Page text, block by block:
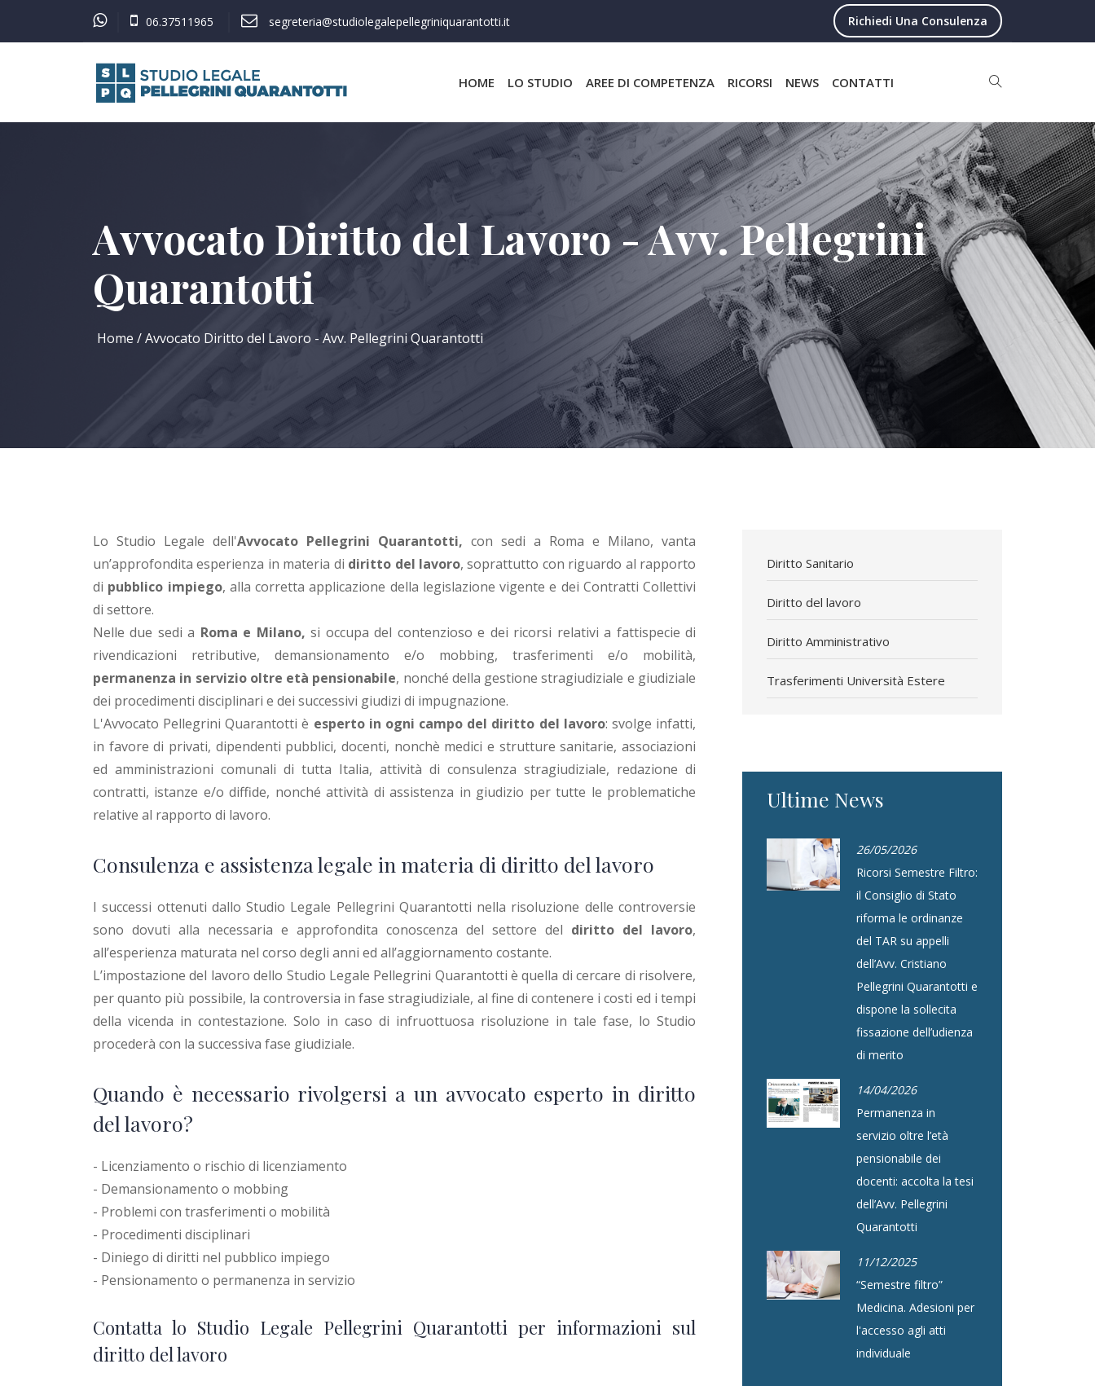
06.37511965 segreteria@studiolegalepellegriniquarantotti.it Richiedi Una Consulenza
HOME LO STUDIO AREE DI COMPETENZA RICORSI NEWS CONTATTI
Avvocato Diritto del Lavoro - Avv. Pellegrini
Quarantotti
Home Avvocato Diritto del Lavoro - Avv. Pellegrini Quarantotti
Lo Studio Legale dell'Avvocato Pellegrini Quarantotti, con sedi a Roma e Milano, vanta
un’approfondita esperienza in materia di diritto del lavoro, soprattutto con riguardo al rapporto
di pubblico impiego, alla corretta applicazione della legislazione vigente e dei Contratti Collettivi
di settore.
Nelle due sedi a Roma e Milano, si occupa del contenzioso e dei ricorsi relativi a fattispecie di
rivendicazioni retributive, demansionamento e/o mobbing, trasferimenti e/o mobilità,
permanenza in servizio oltre età pensionabile, nonché della gestione stragiudiziale e giudiziale
dei procedimenti disciplinari e dei successivi giudizi di impugnazione.
L'Avvocato Pellegrini Quarantotti è esperto in ogni campo del diritto del lavoro: svolge infatti,
in favore di privati, dipendenti pubblici, docenti, nonchè medici e strutture sanitarie, associazioni
ed amministrazioni comunali di tutta Italia, attività di consulenza stragiudiziale, redazione di
contratti, istanze e/o diffide, nonché attività di assistenza in giudizio per tutte le problematiche
relative al rapporto di lavoro.
Consulenza e assistenza legale in materia di diritto del lavoro
I successi ottenuti dallo Studio Legale Pellegrini Quarantotti nella risoluzione delle controversie
sono dovuti alla necessaria e approfondita conoscenza del settore del diritto del lavoro,
all’esperienza maturata nel corso degli anni ed all’aggiornamento costante.
L’impostazione del lavoro dello Studio Legale Pellegrini Quarantotti è quella di cercare di risolvere,
per quanto più possibile, la controversia in fase stragiudiziale, al fine di contenere i costi ed i tempi
della vicenda in contestazione. Solo in caso di infruottuosa risoluzione in tale fase, lo Studio
procederà con la successiva fase giudiziale.
Quando è necessario rivolgersi a un avvocato esperto in diritto
del lavoro?
- Licenziamento o rischio di licenziamento
- Demansionamento o mobbing
- Problemi con trasferimenti o mobilità
- Procedimenti disciplinari
- Diniego di diritti nel pubblico impiego
- Pensionamento o permanenza in servizio
Contatta lo Studio Legale Pellegrini Quarantotti per informazioni sul
diritto del lavoro
Diritto Sanitario
Diritto del lavoro
Diritto Amministrativo
Trasferimenti Università Estere
Ultime News
26/05/2026
Ricorsi Semestre Filtro:
il Consiglio di Stato
riforma le ordinanze
del TAR su appelli
dell’Avv. Cristiano
Pellegrini Quarantotti e
dispone la sollecita
fissazione dell’udienza
di merito
14/04/2026
Permanenza in
servizio oltre l’età
pensionabile dei
docenti: accolta la tesi
dell’Avv. Pellegrini
Quarantotti
11/12/2025
“Semestre filtro”
Medicina. Adesioni per
l'accesso agli atti
individuale